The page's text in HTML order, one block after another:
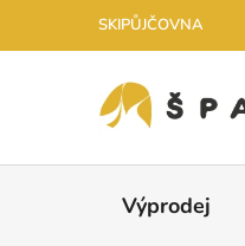
Přejít na obsahSKIPŮJČOVNA
Výprodej